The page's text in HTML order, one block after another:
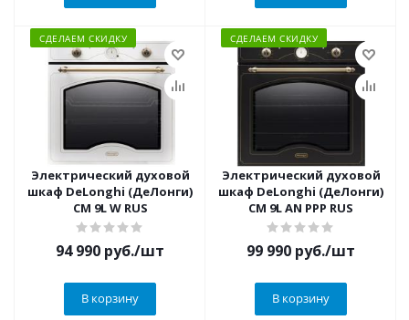
СДЕЛАЕМ СКИДКУ
Электрический духовой
шкаф DeLonghi (ДеЛонги)
CM 9L W RUS
94 990 руб./шт
В корзину
СДЕЛАЕМ СКИДКУ
Электрический духовой
шкаф DeLonghi (ДеЛонги)
CM 9L AN PPP RUS
99 990 руб./шт
В корзину